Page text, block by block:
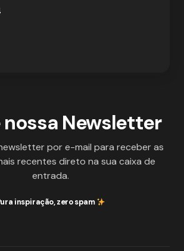
nossa Newsletter
por e-mail para receber as
recentes direto na sua caixa de
entrada.
inspiração, zero spam